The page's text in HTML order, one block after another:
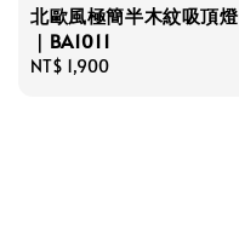
北歐風極簡半木紋吸頂燈
｜BA1011
Regular
NT$ 1,900